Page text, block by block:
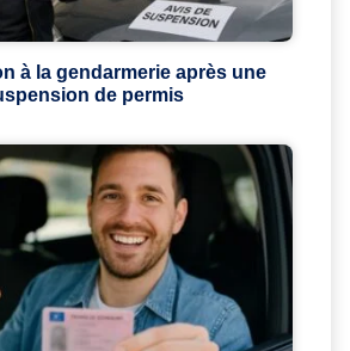
à la gendarmerie après une
de permis